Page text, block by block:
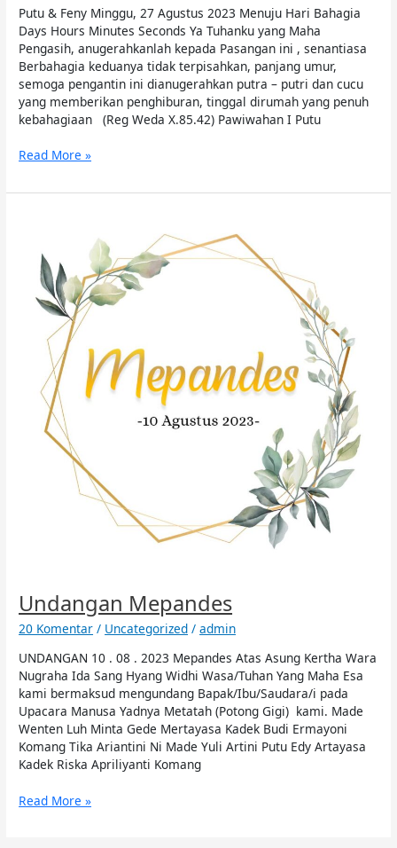
Putu & Feny Minggu, 27 Agustus 2023 Menuju Hari Bahagia
Days Hours Minutes Seconds Ya Tuhanku yang Maha
Pengasih, anugerahkanlah kepada Pasangan ini , senantiasa
Berbahagia keduanya tidak terpisahkan, panjang umur,
semoga pengantin ini dianugerahkan putra – putri dan cucu
yang memberikan penghiburan, tinggal dirumah yang penuh
kebahagiaan (Reg Weda X.85.42) Pawiwahan I Putu
Read More »
Undangan Mepandes
20 Komentar / Uncategorized /admin
UNDANGAN 10 . 08 . 2023 Mepandes Atas Asung Kertha Wara
Nugraha Ida Sang Hyang Widhi Wasa/Tuhan Yang Maha Esa
kami bermaksud mengundang Bapak/Ibu/Saudara/i pada
Upacara Manusa Yadnya Metatah (Potong Gigi) kami. Made
Wenten Luh Minta Gede Mertayasa Kadek Budi Ermayoni
Komang Tika Ariantini Ni Made Yuli Artini Putu Edy Artayasa
Kadek Riska Apriliyanti Komang
Read More »